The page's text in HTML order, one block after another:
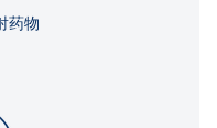
药物